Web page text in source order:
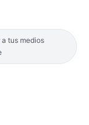
tus medios